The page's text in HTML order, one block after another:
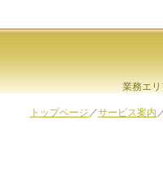
業務エ
トップページ ／サービス案内